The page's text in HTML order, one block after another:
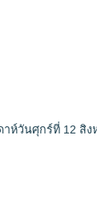
ห์วันศุกร์ที่ 12 สิง